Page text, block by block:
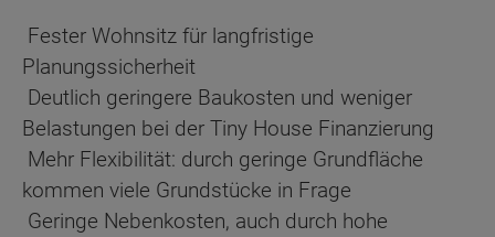
Fester Wohnsitz für langfristige
Planungssicherheit
Deutlich geringere Baukosten und weniger
Belastungen bei der Tiny House Finanzierung
Mehr Flexibilität: durch geringe Grundfläche
kommen viele Grundstücke in Frage
Geringe Nebenkosten, auch durch hohe